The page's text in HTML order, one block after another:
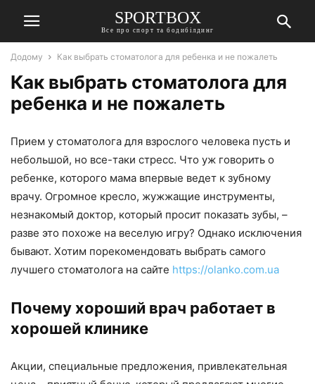
SPORTBOX
Все про спорт та бодибілдинг
Додому Как выбрать стоматолога для ребенка и не пожалеть
Как выбрать стоматолога для
ребенка и не пожалеть
Прием у стоматолога для взрослого человека пусть и
небольшой, но все-таки стресс. Что уж говорить о
ребенке, которого мама впервые ведет к зубному
врачу. Огромное кресло, жужжащие инструменты,
незнакомый доктор, который просит показать зубы, –
разве это похоже на веселую игру? Однако исключения
бывают. Хотим порекомендовать выбрать самого
лучшего стоматолога на сайте https://olanko.com.ua
Почему хороший врач работает в
хорошей клинике
Акции, специальные предложения, привлекательная